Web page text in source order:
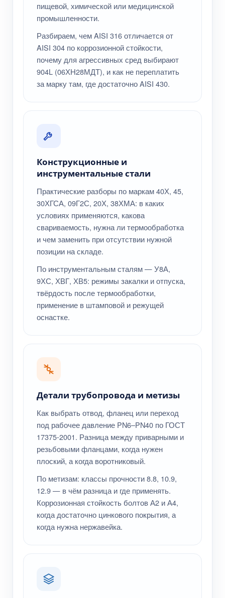
пищевой, химической или медицинской
промышленности.
Разбираем, чем AISI 316 отличается от
AISI 304 по коррозионной стойкости,
почему для агрессивных сред выбирают
904L (06ХН28МДТ), и как не переплатить
за марку там, где достаточно AISI 430.
Конструкционные и
инструментальные стали
Практические разборы по маркам 40Х, 45,
30ХГСА, 09Г2С, 20Х, 38ХМА: в каких
условиях применяются, какова
свариваемость, нужна ли термообработка
и чем заменить при отсутствии нужной
позиции на складе.
По инструментальным сталям — У8А,
9ХС, ХВГ, ХВ5: режимы закалки и отпуска,
твёрдость после термообработки,
применение в штамповой и режущей
оснастке.
Детали трубопровода и метизы
Как выбрать отвод, фланец или переход
под рабочее давление PN6–PN40 по ГОСТ
17375-2001. Разница между приварными и
резьбовыми фланцами, когда нужен
плоский, а когда воротниковый.
По метизам: классы прочности 8.8, 10.9,
12.9 — в чём разница и где применять.
Коррозионная стойкость болтов А2 и А4,
когда достаточно цинкового покрытия, а
когда нужна нержавейка.